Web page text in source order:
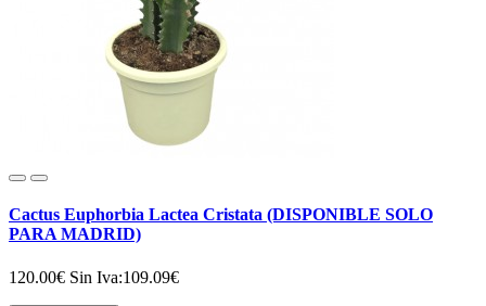
Cactus Euphorbia Lactea Cristata (DISPONIBLE SOLO
PARA MADRID)
120.00€ Sin Iva:109.09€